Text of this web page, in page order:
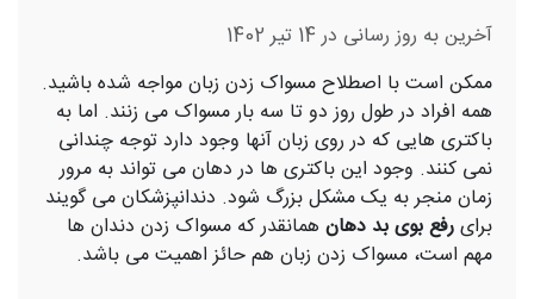
آخرین به روز رسانی در 14 تیر 1402
ممکن است با اصطلاح مسواک زدن زبان مواجه شده باشید.
همه افراد در طول روز دو تا سه بار مسواک می زنند. اما به
باکتری هایی که در روی زبان آنها وجود دارد توجه چندانی
نمی کنند. وجود این باکتری ها در دهان می تواند به مرور
زمان منجر به یک مشکل بزرگ شود. دندانپزشکان می گویند
برایرفع بوی بد دهان همانقدر که مسواک زدن دندان ها
مهم است، مسواک زدن زبان هم حائز اهمیت می باشد.